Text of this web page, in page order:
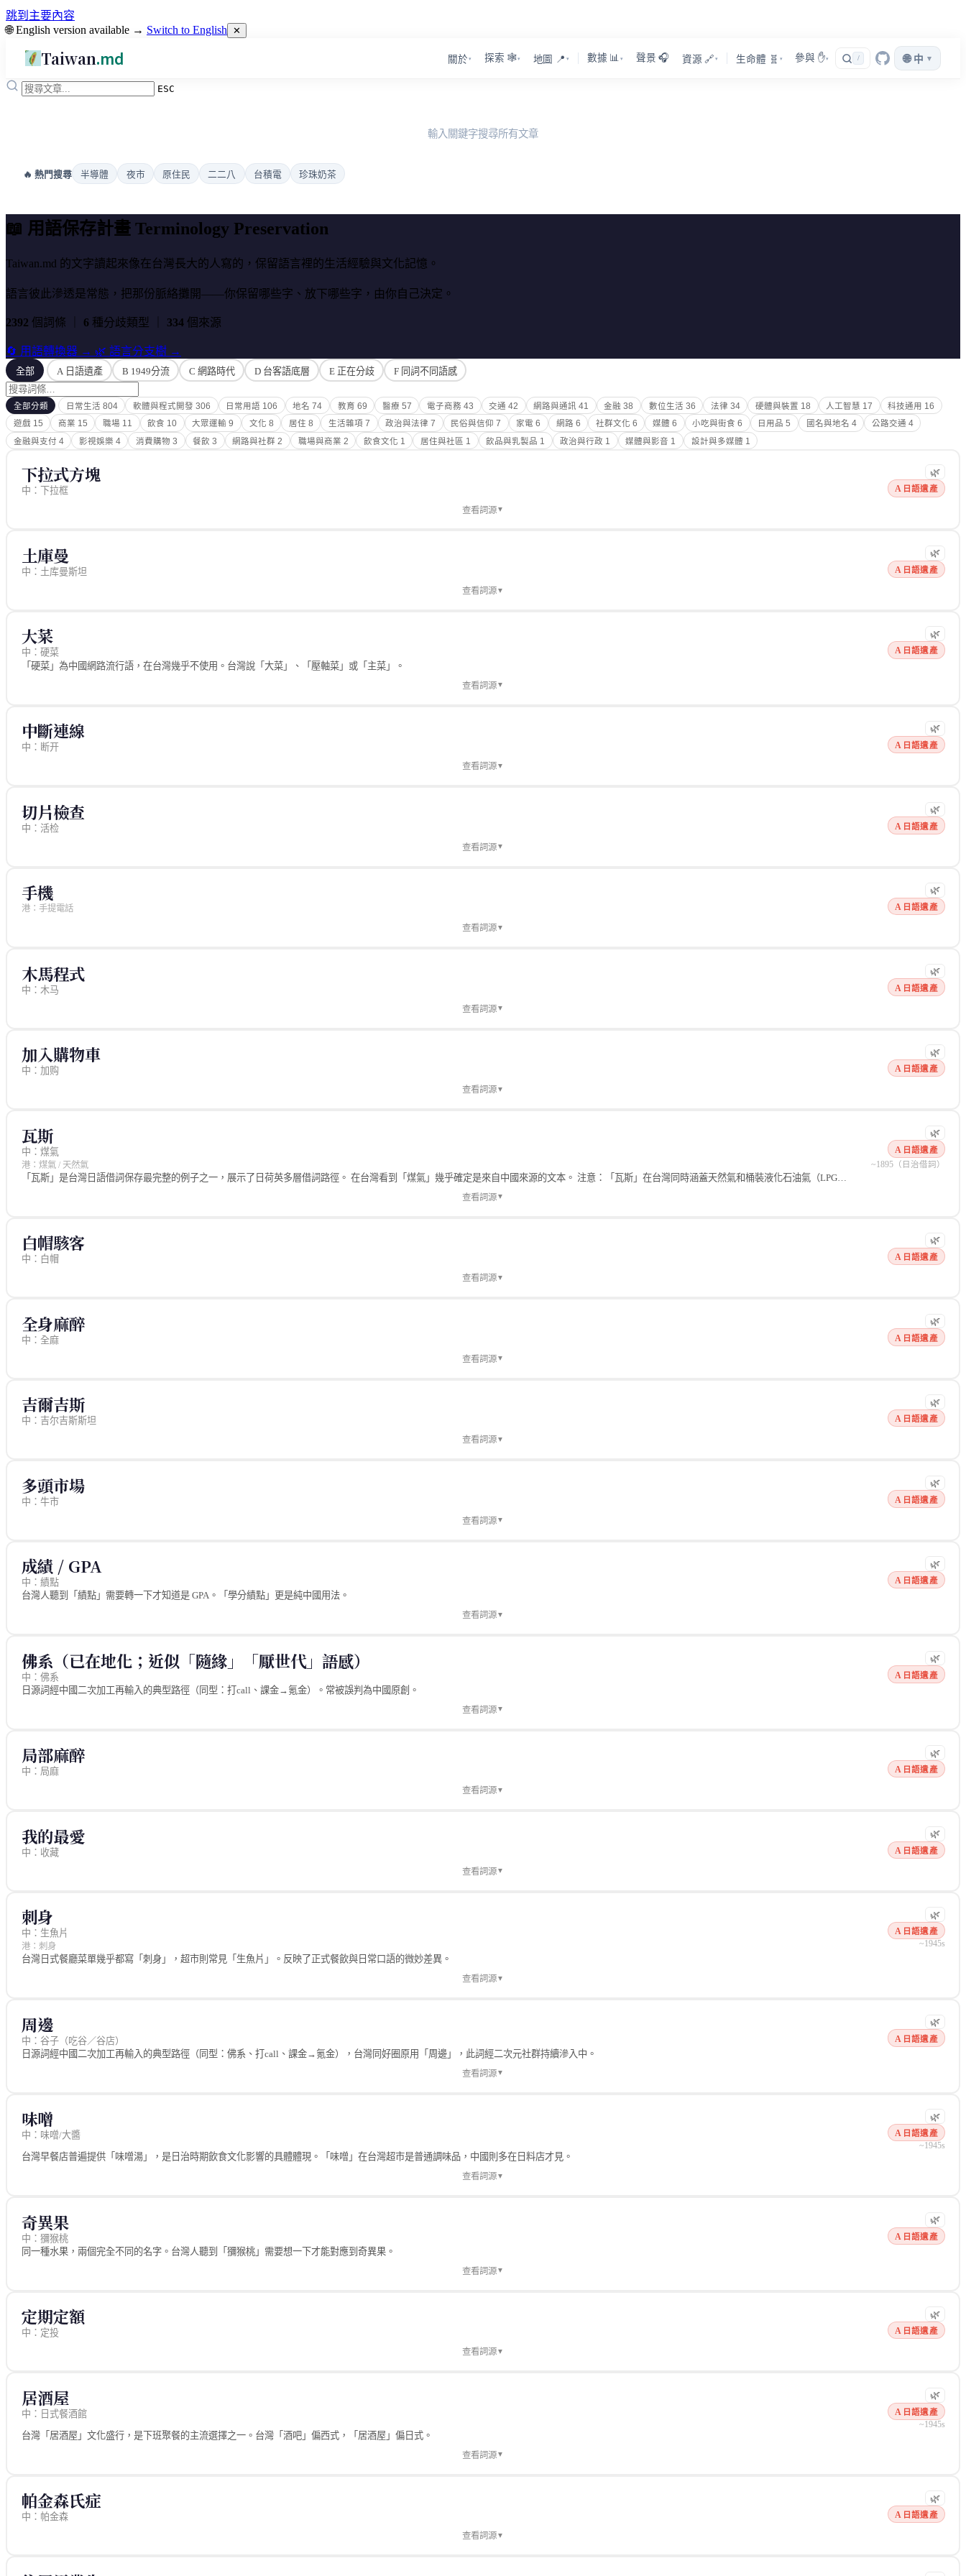
跳到主要內容
🌐 English version available → Switch to English ✕
Taiwan.md 關於 ▾ 探索 🕸️▾ 地圖 📍 ▾ 數據 📊 ▾ 聲景 🎧 資源 🔗 ▾ 生命體 🧬 ▾ 參與 ✋▾ / 🌐 中 ▾
ESC
輸入關鍵字搜尋所有文章
🔥 熱門搜尋 半導體 夜市 原住民 二二八 台積電 珍珠奶茶
📖 用語保存計畫 Terminology Preservation
Taiwan.md 的文字讀起來像在台灣長大的人寫的，保留語言裡的生活經驗與文化記憶。
語言彼此滲透是常態，把那份脈絡攤開——你保留哪些字、放下哪些字，由你自己決定。
2392 個詞條 6 種分歧類型 334 個來源
🔄 用語轉換器 → 🌿 語言分支樹 →
全部 A 日語遺產 B 1949分流 C 網路時代 D 台客語底層 E 正在分歧 F 同詞不同語感
全部分類 日常生活 804 軟體與程式開發 306 日常用語 106 地名74 教育 69 醫療 57 電子商務 43 交通42 網路與通訊41 金融38 數位生活 36 法律 34 硬體與裝置 18 人工智慧 17 科技通用 16
遊戲 15 商業 15 職場 11 飲食 10 大眾運輸9 文化 8 居住 8 生活雜項 7 政治與法律 7 民俗與信仰 7 家電6 網路 6 社群文化 6 媒體6 小吃與街食6 日用品5 國名與地名 4 公路交通 4
金融與支付 4 影視娛樂 4 消費購物 3 餐飲3 網路與社群 2 職場與商業 2 飲食文化 1 居住與社區 1 飲品與乳製品 1 政治與行政 1 媒體與影音 1 設計與多媒體 1
下拉式方塊
中：下拉框
🌿
A 日語遺產
查看詞源▼
土庫曼
中：土库曼斯坦
🌿
A 日語遺產
查看詞源▼
大菜
中：硬菜
🌿
A 日語遺產
「硬菜」為中國網路流行語，在台灣幾乎不使用。台灣說「大菜」、「壓軸菜」或「主菜」。
中國流行用語「硬菜」指份量足、有料的主菜，含有豪氣待客之意
來源
查看詞源▼
中斷連線
中：断开
🌿
A 日語遺產
查看詞源▼
切片檢查
中：活检
🌿
A 日語遺產
查看詞源▼
手機
港：手提電話
🌿
A 日語遺產
rajatim/zhtw (MIT) — hk/base.json
查看詞源▼
木馬程式
中：木马
🌿
A 日語遺產
查看詞源▼
加入購物車
中：加购
🌿
A 日語遺產
查看詞源▼
瓦斯
中：煤氣
港：煤氣 / 天然氣
🌿
A 日語遺產
~1895（日治借詞）
「瓦斯」是台灣日語借詞保存最完整的例子之一，展示了日荷英多層借詞路徑。 在台灣看到「煤氣」幾乎確定是來自中國來源的文本。 注意：「瓦斯」在台灣同時涵蓋天然氣和桶裝液化石油氣（LPG…
（早期煤炭制氣）或「天然氣」（天然採掘氣體）， 均為本地自創漢語詞彙，不走日語路徑。
台灣路徑
日治時期台灣城市引入煤氣管道，官民均稱「ガス」（gasu）。 戰後以漢字「瓦斯」固定下來，並擴展涵蓋天然氣、桶裝瓦斯（LPG）等 所有可燃氣體燃料的統稱。「瓦斯行」「瓦斯爐」「瓦斯桶」均是 台灣日常基本詞彙，
分歧原因
日本殖民統治帶來的日語借詞系統，在台灣形成了獨特的詞彙底層。 「瓦斯」是最典型的例子之一，保留了日語→荷蘭語→英語的完整借詞鏈。
技術/學術文件中有時使用「液化石油氣（LPG）」「天然氣（NG）」等 專業術語，但日常生活和媒體報導以「瓦斯」為標準。
台灣中油公司天然氣事業部
日台翻譯詞典（日語ガス條目）
查看詞源▼
白帽駭客
中：白帽
🌿
A 日語遺產
查看詞源▼
全身麻醉
中：全麻
🌿
A 日語遺產
查看詞源▼
吉爾吉斯
中：吉尔吉斯斯坦
🌿
A 日語遺產
查看詞源▼
多頭市場
中：牛市
🌿
A 日語遺產
查看詞源▼
成績 / GPA
中：績點
🌿
A 日語遺產
台灣人聽到「績點」需要轉一下才知道是 GPA。「學分績點」更是純中國用法。
台灣大學生說「GPA 多少」「成績怎麼樣」「學期成績」，直接用英文縮寫 GPA 或中文「成績」。
中國路徑
中國說「績點」，如「績點 3.8」「績點排名」，是大學系統的標準用語。
查看詞源▼
佛系（已在地化；近似「隨緣」「厭世代」語感）
中：佛系
🌿
A 日語遺產
日源詞經中國二次加工再輸入的典型路徑（同型：打call、課金→氪金）。常被誤判為中國原創。
相近的世代情緒但視角不同：佛系是自嘲放下，厭世是無力控訴。
來源
https://zh.wikipedia.org/zh-tw/佛系
查看詞源▼
局部麻醉
中：局麻
🌿
A 日語遺產
查看詞源▼
我的最愛
中：收藏
🌿
A 日語遺產
查看詞源▼
刺身
中：生魚片
港：刺身
🌿
A 日語遺產
~1945s
台灣日式餐廳菜單幾乎都寫「刺身」，超市則常見「生魚片」。反映了正式餐飲與日常口語的微妙差異。
台灣直接使用日文「刺身」，反映深厚的日式飲食文化影響
中國路徑
中國多說「生魚片」（描述性名稱），近年日料普及後也使用「刺身」
台灣菜單有時標「生魚片」，有時標「刺身」，兩者混用
來源
教育部國語辭典：刺身
查看詞源▼
周邊
中：谷子（吃谷／谷店）
🌿
A 日語遺產
日源詞經中國二次加工再輸入的典型路徑（同型：佛系、打call、課金→氪金），台灣同好圈原用「周邊」，此詞經二次元社群持續滲入中。
熱，隨小紅書、B 站社群擴散，台灣 ACG 圈已有網友吐槽「換成聽不懂的支語」。
來源
https://baike.baidu.com/item/%E8%B0%B7%E5%AD%90%E7%BB%8F%E6%B5%8E/65145744
https://www.threads.com/@bobo__studio/post/DEshPWDT8mg
查看詞源▼
味噌
中：味噌/大醬
🌿
A 日語遺產
~1945s
台灣早餐店普遍提供「味噌湯」，是日治時期飲食文化影響的具體體現。「味噌」在台灣超市是普通調味品，中國則多在日料店才見。
台灣直接使用「味噌」，日治時代引入，已是日常廚房必備調味料
中國路徑
中國說「味噌」（日料語境）或「大醬」（自有傳統發酵醬），近年日料普及後「味噌」更常見
無
來源
查看詞源▼
奇異果
中：獼猴桃
🌿
A 日語遺產
同一種水果，兩個完全不同的名字。台灣人聽到「獼猴桃」需要想一下才能對應到奇異果。
台灣統一用「奇異果」，超市、水果攤都這樣標示。
中國路徑
查看詞源▼
定期定額
中：定投
🌿
A 日語遺產
查看詞源▼
居酒屋
中：日式餐酒館
🌿
A 日語遺產
~1945s
台灣「居酒屋」文化盛行，是下班聚餐的主流選擇之一。台灣「酒吧」偏西式，「居酒屋」偏日式。
台灣直接借用日文「居酒屋」，日治時代遺留，戰後仍廣泛使用，現為日式餐飲業標準名稱
中國路徑
查看詞源▼
帕金森氏症
中：帕金森
🌿
A 日語遺產
查看詞源▼